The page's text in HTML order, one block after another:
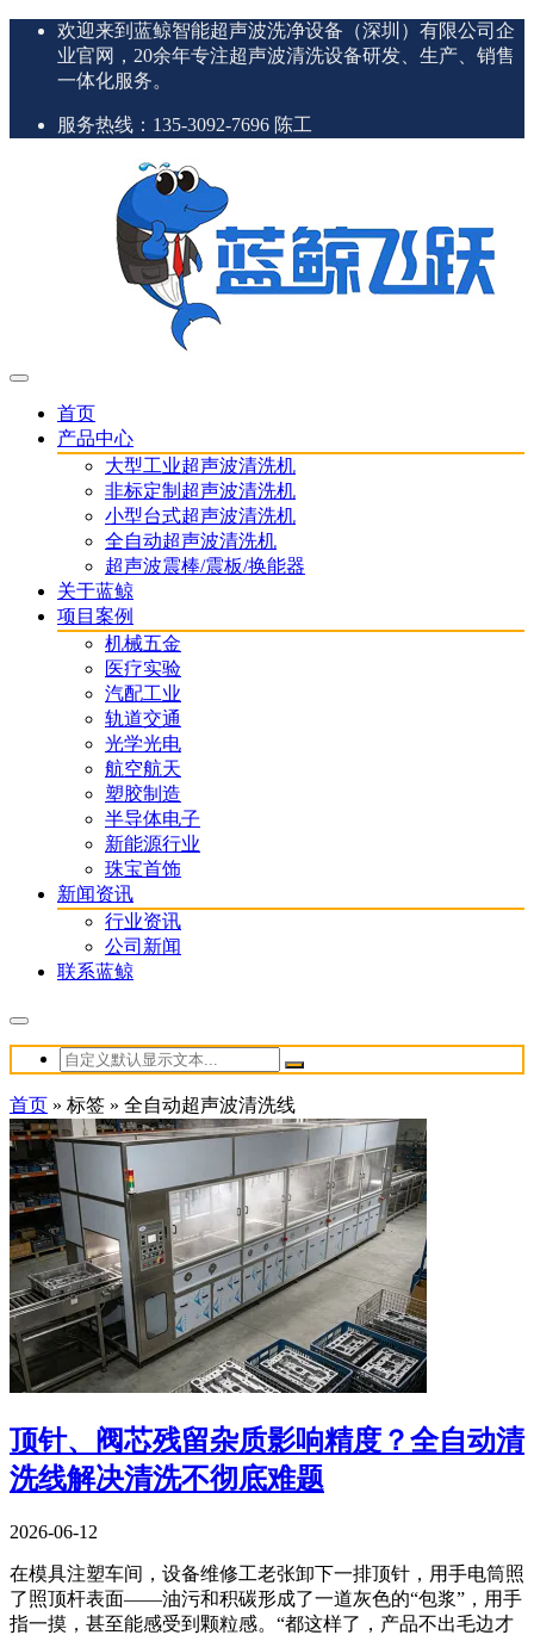
欢迎来到蓝鲸智能超声波洗净设备（深圳）有限公司企
业官网，20余年专注超声波清洗设备研发、生产、销售
一体化服务。
服务热线：135-3092-7696 陈工
首页
产品中心
大型工业超声波清洗机
非标定制超声波清洗机
小型台式超声波清洗机
全自动超声波清洗机
超声波震棒/震板/换能器
关于蓝鲸
项目案例
机械五金
医疗实验
汽配工业
轨道交通
光学光电
航空航天
塑胶制造
半导体电子
新能源行业
珠宝首饰
新闻资讯
行业资讯
公司新闻
联系蓝鲸
首页 » 标签 » 全自动超声波清洗线
顶针、阀芯残留杂质影响精度？全自动清
洗线解决清洗不彻底难题
2026-06-12
在模具注塑车间，设备维修工老张卸下一排顶针，用手电筒照
了照顶杆表面——油污和积碳形成了一道灰色的“包浆”，用手
指一摸，甚至能感受到颗粒感。“都这样了，产品不出毛边才